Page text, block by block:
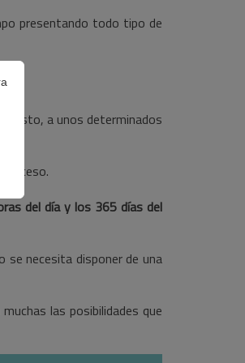
presentando todo tipo de
a unos determinados
acceso.
del día y los 365 días del
se necesita disponer de una
las posibilidades que